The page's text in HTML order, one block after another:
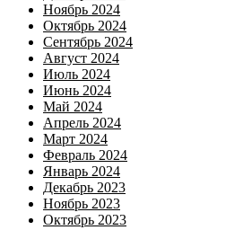
Ноябрь 2024
Октябрь 2024
Сентябрь 2024
Август 2024
Июль 2024
Июнь 2024
Май 2024
Апрель 2024
Март 2024
Февраль 2024
Январь 2024
Декабрь 2023
Ноябрь 2023
Октябрь 2023